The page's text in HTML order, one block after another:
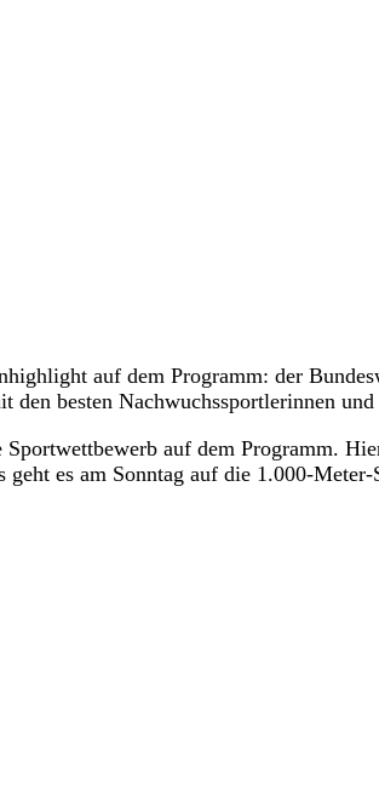
auf dem Programm: der
besten Nachwuchssportlerinnen und
auf dem Programm.
es am Sonntag auf die 1.000-